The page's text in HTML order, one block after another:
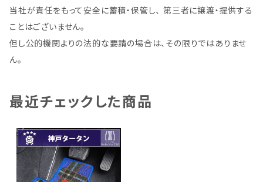
当社が責任をもって安全に蓄積・保管し、 第三者に譲渡・提供する
ことはございません。
但し公的機関よりの法的な要請の場合は、その限りではありませ
ん。
最近チェックした商品